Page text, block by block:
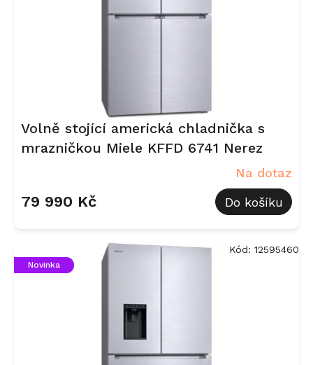
Volně stojící americká chladnička s
mrazničkou Miele KFFD 6741 Nerez
Na dotaz
79 990 Kč Do košíku
Novinka
Kód: 12595460